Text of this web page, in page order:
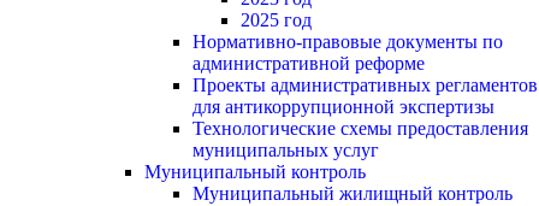
2025 год
Нормативно-правовые документы по
административной реформе
Проекты административных регламентов
для антикоррупционной экспертизы
Технологические схемы предоставления
муниципальных услуг
Муниципальный контроль
Муниципальный жилищный контроль